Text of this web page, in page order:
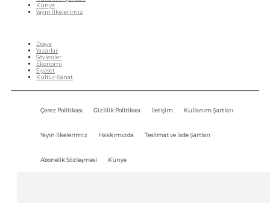
Künye
Yayın İlkelerimiz
Dosya
Yazarlar
Söyleşiler
Ekonomi
Siyaset
Kültür-Sanat
Çerez Politikası Gizlilik Politikası İletişim Kullanım Şartları
Yayın İlkelerimiz Hakkımızda Teslimat ve İade Şartları
Abonelik Sözleşmesi Künye